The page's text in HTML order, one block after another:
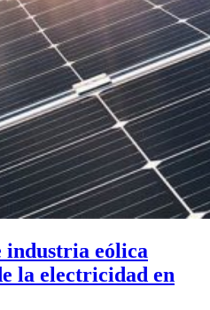
industria eólica
la electricidad en